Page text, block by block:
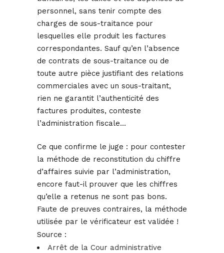
personnel, sans tenir compte des
charges de sous-traitance pour
lesquelles elle produit les factures
correspondantes. Sauf qu’en l’absence
de contrats de sous-traitance ou de
toute autre pièce justifiant des relations
commerciales avec un sous-traitant,
rien ne garantit l’authenticité des
factures produites, conteste
l’administration fiscale…
Ce que confirme le juge : pour contester
la méthode de reconstitution du chiffre
d’affaires suivie par l’administration,
encore faut-il prouver que les chiffres
qu’elle a retenus ne sont pas bons.
Faute de preuves contraires, la méthode
utilisée par le vérificateur est validée !
Source :
Arrêt de la Cour administrative